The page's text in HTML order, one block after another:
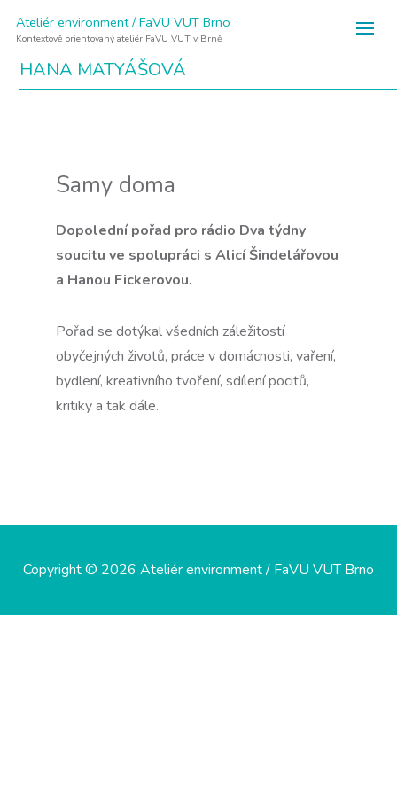
Ateliér environment / FaVU VUT Brno
Kontextově orientovaný ateliér FaVU VUT v Brně
HANA MATYÁŠOVÁ
Samy doma
Dopolední pořad pro rádio Dva týdny
soucitu ve spolupráci s Alicí Šindelářovou
a Hanou Fickerovou.
Pořad se dotýkal všedních záležitostí
obyčejných životů, práce v domácnosti, vaření,
bydlení, kreativního tvoření, sdílení pocitů,
kritiky a tak dále.
Copyright © 2026 Ateliér environment / FaVU VUT Brno